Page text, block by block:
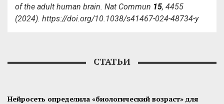
of the adult human brain. Nat Commun 15, 4455
(2024). https://doi.org/10.1038/s41467-024-48734-y
СТАТЬИ
Нейросеть определила «биологический возраст» для